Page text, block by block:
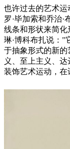
也许过去的艺术
罗·毕加索和乔治
线条和形状来简化
琳·博科布扎说："
于抽象形式的新
义、至上主义、
装饰艺术运动，在